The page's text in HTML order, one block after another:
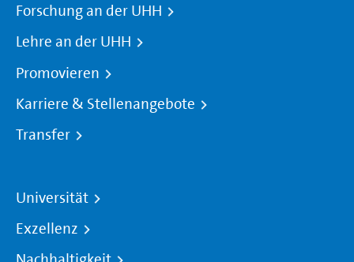
Forschung an der UHH
Lehre an der UHH
Promovieren
Karriere & Stellenangebote
Transfer
Universität
Exzellenz